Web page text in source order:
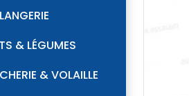
& LÉGUMES
& VOLAILLE